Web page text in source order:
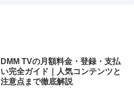
DMM TVの月額料金・登録・支払
い完全ガイド｜人気コンテンツと
注意点まで徹底解説